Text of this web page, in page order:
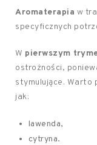
Aromaterapia w
specyficznych
W pierwszym
ostrożności,
stymulujące. Warto
jak:
lawenda,
cytryna.